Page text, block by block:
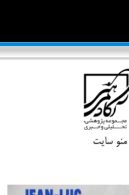
منو سایت